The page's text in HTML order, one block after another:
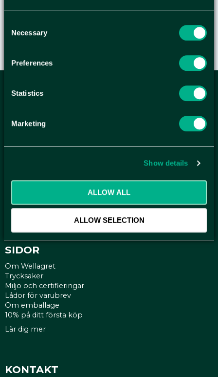
Selection
Necessary
Preferences
Statistics
Marketing
Show details
ALLOW ALL
ALLOW SELECTION
ANMÄL DIG HÄR TILL WELLAGRETS
Få relevanta erbjudande och kampanjer, en möjlighet att
Kontakt
Reklamationer
SIDOR
Om Wellagret
Trycksaker
Miljö och certifieringar
Lådor för varubrev
Om emballage
10% på ditt första köp
Lär dig mer
KONTAKT